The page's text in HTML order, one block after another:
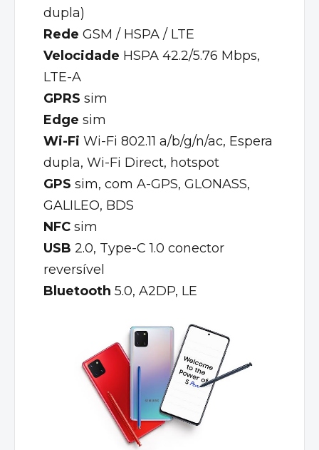
dupla)
Rede GSM / HSPA / LTE
Velocidade HSPA 42.2/5.76 Mbps,
LTE-A
GPRS sim
Edge sim
Wi-Fi Wi-Fi 802.11 a/b/g/n/ac, Espera
dupla, Wi-Fi Direct, hotspot
GPS sim, com A-GPS, GLONASS,
GALILEO, BDS
NFC sim
USB 2.0, Type-C 1.0 conector
reversível
Bluetooth 5.0, A2DP, LE